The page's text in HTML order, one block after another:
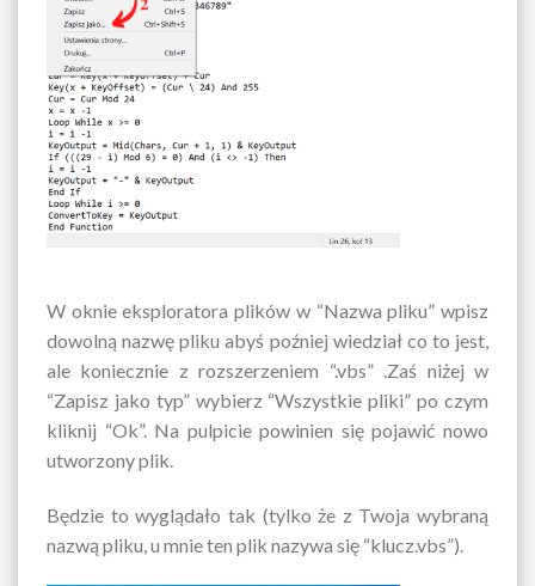
W oknie eksploratora plików w “Nazwa pliku” wpisz
dowolną nazwę pliku abyś poźniej wiedział co to jest,
ale koniecznie z rozszerzeniem “.vbs” .Zaś niżej w
“Zapisz jako typ” wybierz “Wszystkie pliki” po czym
kliknij “Ok”. Na pulpicie powinien się pojawić nowo
utworzony plik.
Będzie to wyglądało tak (tylko że z Twoja wybraną
nazwą pliku, u mnie ten plik nazywa się “klucz.vbs”).